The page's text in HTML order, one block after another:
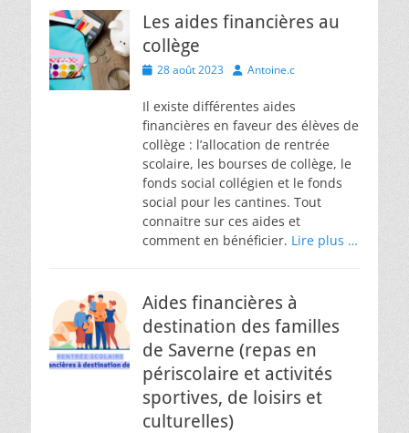
Les aides financières au
collège
Posted
28 août 2023 Author
Antoine.c
Il existe différentes aides
financières en faveur des élèves de
collège : l’allocation de rentrée
scolaire, les bourses de collège, le
fonds social collégien et le fonds
social pour les cantines. Tout
connaitre sur ces aides et
comment en bénéficier. Lire plus …
Aides financières à
destination des familles
de Saverne (repas en
périscolaire et activités
sportives, de loisirs et
culturelles)